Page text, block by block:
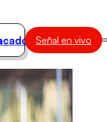
Señal en vivo